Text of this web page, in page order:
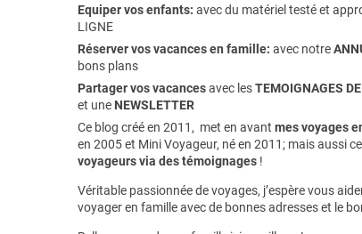
Equiper vos enfants: avec du matériel testé et
LIGNE
Réserver vos vacances en famille: avec notre
bons plans
Partager vos vacancesavec lesTEMOIGNAGES
et une NEWSLETTER
Ce blog créé en 2011, met en avant mes voyages
en 2005 et Mini Voyageur, né en 2011; mais aussi
voyageurs via des témoignages !
Véritable passionnée de voyages, j’espère vous
voyager en famille avec de bonnes adresses et le